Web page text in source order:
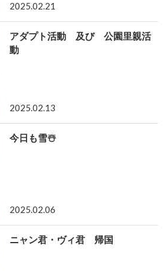
2025.02.21
アダプト活動 及び 公園里親活
動
2025.02.13
今日も雪☃️
2025.02.06
ニャン君・ヴィ君 帰国